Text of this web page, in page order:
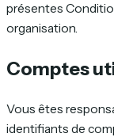
présentes
organisation.
Comptes
Vous êtes
identifiants de